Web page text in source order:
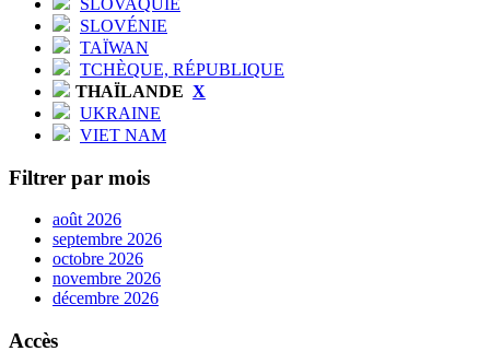
SLOVÉNIE
TAÏWAN
TCHÈQUE, RÉPUBLIQUE
THAÏLANDE X
UKRAINE
VIET NAM
Filtrer par mois
août 2026
septembre 2026
octobre 2026
novembre 2026
décembre 2026
Accès